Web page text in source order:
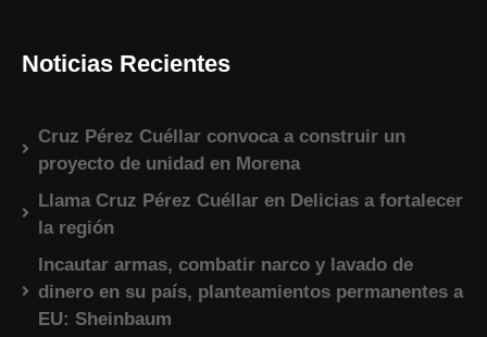
Noticias Recientes
Cruz Pérez Cuéllar convoca a construir un
proyecto de unidad en Morena
Llama Cruz Pérez Cuéllar en Delicias a fortalecer
la región
Incautar armas, combatir narco y lavado de
dinero en su país, planteamientos permanentes a
EU: Sheinbaum